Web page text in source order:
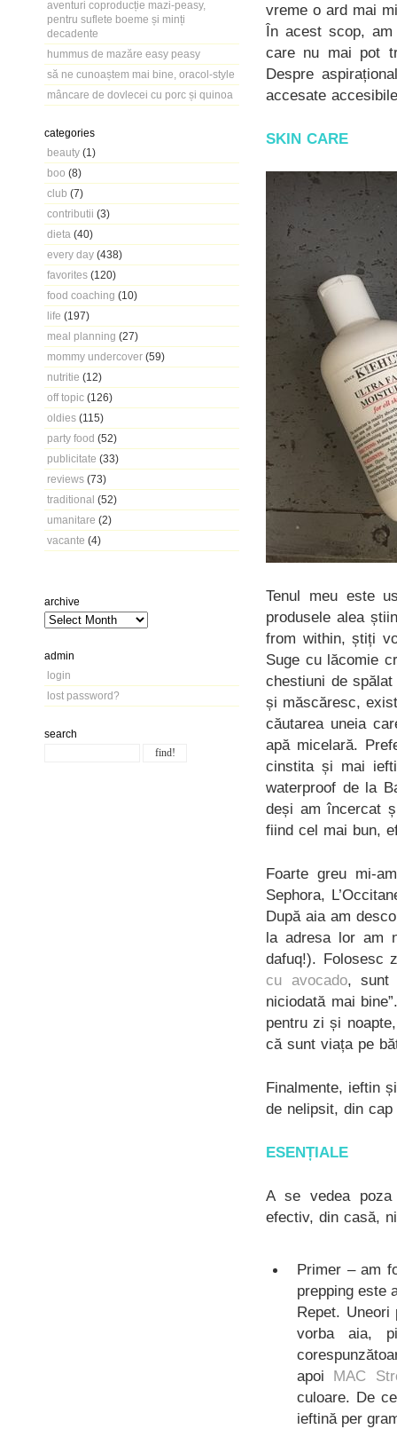
aventuri coproducție mazi-peasy,
pentru suflete boeme și minți
decadente
hummus de mazăre easy peasy
să ne cunoaștem mai bine, oracol-style
mâncare de dovlecei cu porc și quinoa
categories
beauty (1)
boo (8)
club (7)
contributii (3)
dieta (40)
every day (438)
favorites (120)
food coaching (10)
life (197)
meal planning (27)
mommy undercover (59)
nutritie (12)
off topic (126)
oldies (115)
party food (52)
publicitate (33)
reviews (73)
traditional (52)
umanitare (2)
vacante (4)
archive
admin
login
lost password?
search
vreme o ard mai
În acest scop,
care nu mai pot
Despre
accesate
SKIN CARE
Tenul meu este
produsele alea
from within, știți
Suge cu lăcomie
chestiuni de
și măscăresc,
căutarea uneia
apă micelară.
cinstita și mai
waterproof de la
deși am încercat
fiind cel mai bun,
Foarte greu mi-
Sephora,
După aia am
la adresa lor am
dafuq!). Folosesc
cu avocado, sunt
niciodată mai
pentru zi și
că sunt viața pe
Finalmente, ieftin
de nelipsit, din
ESENȚIALE
A se vedea
efectiv, din casă,
Primer – am
prepping este
Repet.
vorba aia,
apoi MAC
culoare. De
ieftină per